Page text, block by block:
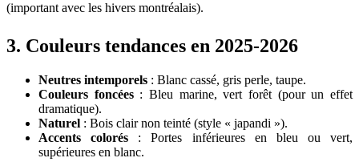
(important avec les hivers montréalais).
3. Couleurs tendances en 2025-2026
Neutres intemporels : Blanc cassé, gris perle, taupe.
Couleurs foncées: Bleu marine, vert forêt (pour un effet
dramatique).
Naturel : Bois clair non teinté (style « japandi »).
Accents colorés : Portes inférieures en bleu ou vert,
supérieures en blanc.